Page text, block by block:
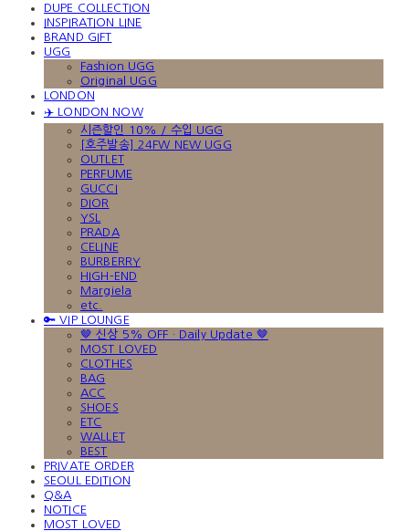
DUPE COLLECTION
INSPIRATION LINE
BRAND GIFT
UGG
Fashion UGG
Original UGG
LONDON
✈️ LONDON NOW
시즌할인 10% / 수입 UGG
[호주발송] 24FW NEW UGG
OUTLET
PERFUME
GUCCI
DIOR
YSL
PRADA
CELINE
BURBERRY
HIGH-END
Margiela
etc.
🔑 VIP LOUNGE
🤎 신상 5% OFF · Daily Update 🤎
MOST LOVED
CLOTHES
BAG
ACC
SHOES
ETC
WALLET
BEST
PRIVATE ORDER
SEOUL EDITION
Q&A
NOTICE
MOST LOVED